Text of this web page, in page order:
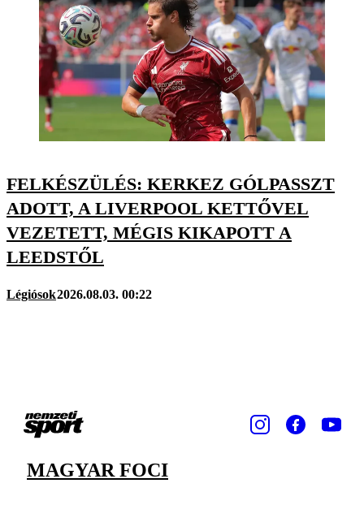
FELKÉSZÜLÉS: KERKEZ GÓLPASSZT
ADOTT, A LIVERPOOL KETTŐVEL
VEZETETT, MÉGIS KIKAPOTT A
LEEDSTŐL
Légiósok2026.08.03. 00:22
MAGYAR FOCI